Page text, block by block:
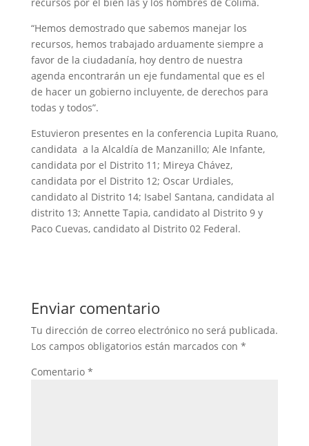
“Hemos demostrado que sabemos manejar los
recursos, hemos trabajado arduamente siempre a
favor de la ciudadanía, hoy dentro de nuestra
agenda encontrarán un eje fundamental que es el
de hacer un gobierno incluyente, de derechos para
todas y todos”.
Estuvieron presentes en la conferencia Lupita Ruano,
candidata a la Alcaldía de Manzanillo; Ale Infante,
candidata por el Distrito 11; Mireya Chávez,
candidata por el Distrito 12; Oscar Urdiales,
candidato al Distrito 14; Isabel Santana, candidata al
distrito 13; Annette Tapia, candidato al Distrito 9 y
Paco Cuevas, candidato al Distrito 02 Federal.
Enviar comentario
Tu dirección de correo electrónico no será publicada.
Los campos obligatorios están marcados con *
Comentario *